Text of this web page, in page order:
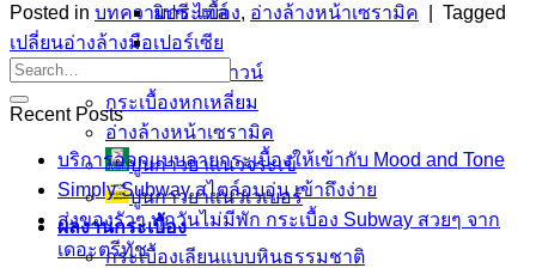
ยิปซี ไทล์
เปอร์เซีย
ควอร์ท ราวน์
กระเบื้องหกเหลี่ยม
อ่างล้างหน้าเซรามิค
ปูนกาวยาเเนวจระเข้
ปูนกาวยาเเนวเวเบอร์
ผลงานกระเบื้อง
กระเบื้องเลียนแบบหินธรรมชาติ
Posted in บทความกระเบื้อง, อ่างล้างหน้าเซรามิค
Tagged
เปลี่ยนอ่างล้างมือ
Recent Posts
บริการออกแบบลายกระเบื้องให้เข้ากับ Mood and Tone
Simply Subway สไตล์อบอุ่น เข้าถึงง่าย
ส่งของรัวๆ ทุกวันไม่มีพัก กระเบื้อง Subway สวยๆ จาก
เดอะตรีทัช